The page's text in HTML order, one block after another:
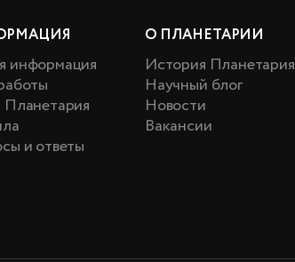
информация
Планетария
и ответы
О ПЛАНЕТАРИИ
История Планетария
Научный блог
Новости
Вакансии